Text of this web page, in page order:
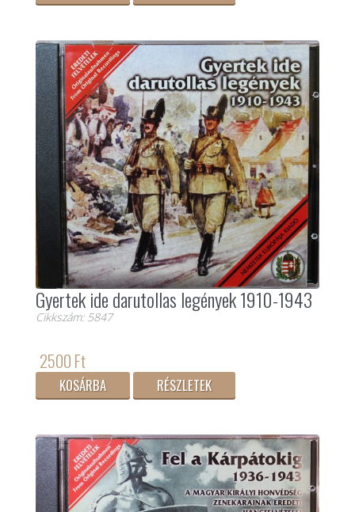
Gyertek ide darutollas legények 1910-1943
Cikkszám: 5847
2500 Ft
KOSÁRBA RÉSZLETEK